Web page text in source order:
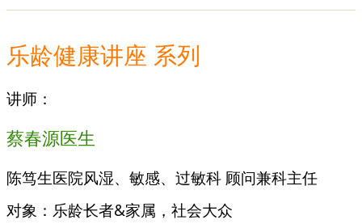
乐龄健康讲座 系列
讲师：
蔡春源医生
陈笃生医院风湿、敏感、过敏科 顾问兼科主任
对象：乐龄长者&家属，社会大众